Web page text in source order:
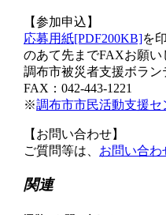
【参加申込】
応募用紙[PDF200KB]を
のあて先までFAXお願い
調布市被災者支援ボラン
FAX：042-443-1221
※調布市市民活動支援セ
【お問い合わせ】
ご質問等は、 お問い合わ
関連